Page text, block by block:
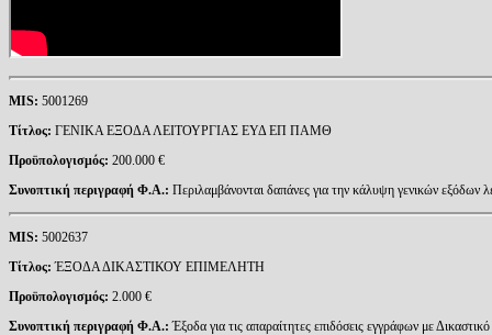
MIS: 5001269
Τίτλος: ΓΕΝΙΚΑ ΕΞΟΔΑ ΛΕΙΤΟΥΡΓΙΑΣ ΕΥΔ ΕΠ ΠΑΜΘ
Προϋπολογισμός: 200.000 €
Συνοπτική περιγραφή Φ.Α.: Περιλαμβάνονται δαπάνες για την κάλυψη γενικών
MIS: 5002637
Τίτλος: ΈΞΟΔΑ ΔΙΚΑΣΤΙΚΟΥ ΕΠΙΜΕΛΗΤΗ
Προϋπολογισμός: 2.000 €
Συνοπτική περιγραφή Φ.Α.: Έξοδα για τις απαραίτητες επιδόσεις εγγράφων με